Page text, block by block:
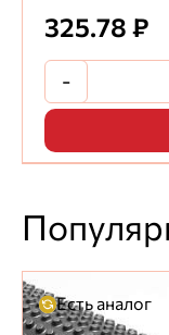
325.78 ₽
-
Есть аналог